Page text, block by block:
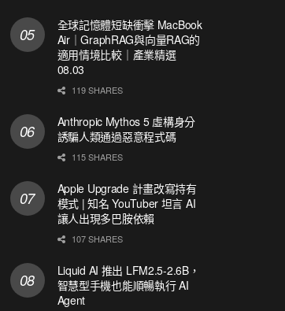
全球記憶體短缺衝擊 MacBook
Air｜GraphRAG與向量RAG的
適用情境比較｜產業精選
08.03
119 SHARES
Anthropic Mythos 5 虛構身分
誘騙人類通過惡意程式碼
115 SHARES
Apple Upgrade 計畫改寫持有
模式 | 知名 YouTuber 坦言 AI
讓人出現多巴胺依賴
107 SHARES
Liquid AI 推出 LFM2.5-2.6B，
智慧型手機也能順暢執行 AI
Agent